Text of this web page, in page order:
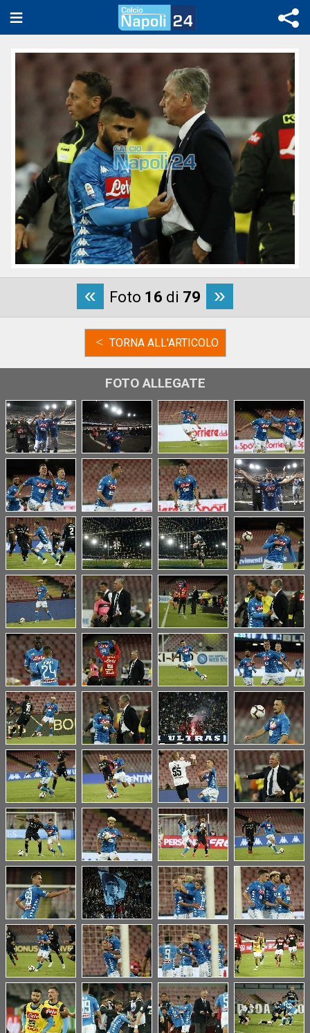
« Foto 16 di 79 »
< TORNA ALL'ARTICOLO
FOTO ALLEGATE